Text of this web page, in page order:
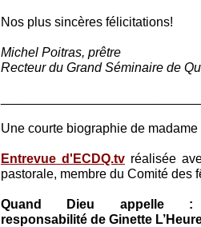
Nos plus sincères félicitations!
Michel Poitras, prêtre
Recteur du Grand Séminaire de
Une courte biographie de
Entrevue d'ECDQ.tvréalisée
pastorale, membre du Comité des
Quand Dieu appelle :
responsabilité de Ginette